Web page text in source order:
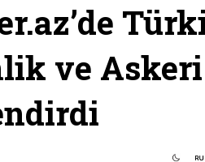
ve Askeri